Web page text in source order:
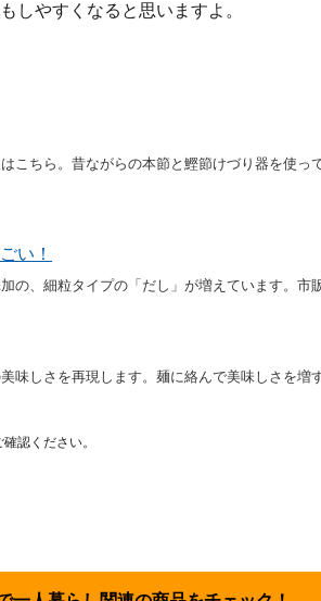
しやすくなると思いますよ。
こちら。昔ながらの本節と鰹節けづり器を使っ
い！
の、細粒タイプの「だし」が増えています。市
味しさを再現します。麺に絡んで美味しさを増
認ください。